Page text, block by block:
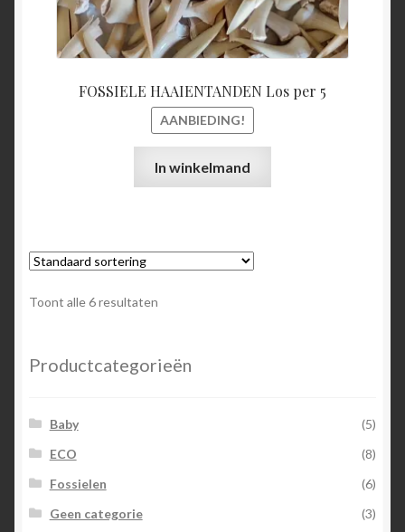
FOSSIELE HAAIENTANDEN Los per 5
AANBIEDING!
In winkelmand
Toont alle 6 resultaten
Productcategorieën
Baby
(5)
ECO
(8)
Fossielen
(6)
Geen categorie
(3)